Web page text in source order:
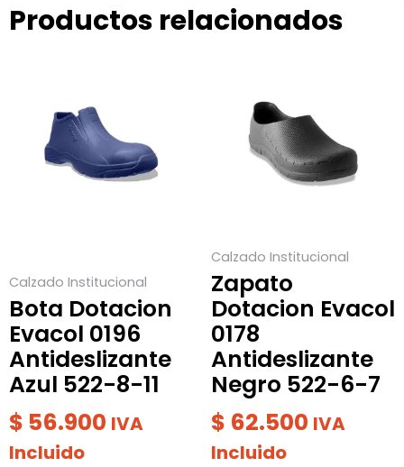
Productos relacionados
Calzado Institucional
Bota Dotacion
Evacol 0196
Antideslizante
Azul 522-8-11
$ 56.900 IVA
Incluido
múltiples
variantes.
elegir
en
la
página
de
producto
Calzado Institucional
Zapato
Dotacion Evacol
0178
Antideslizante
Negro 522-6-7
$ 62.500 IVA
Incluido
múltiples
variantes.
pueden
elegir
en
la
página
de
producto